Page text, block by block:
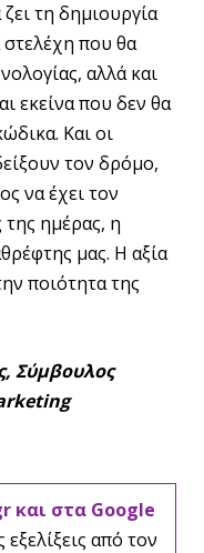
τη δημιουργία
στελέχη που θα
αλλά και
εκείνα που δεν θα
Και οι
τον δρόμο,
να έχει τον
της ημέρας, η
μας. H αξία
ποιότητα της
Σύμβουλος
και στα Google
εξελίξεις από τον